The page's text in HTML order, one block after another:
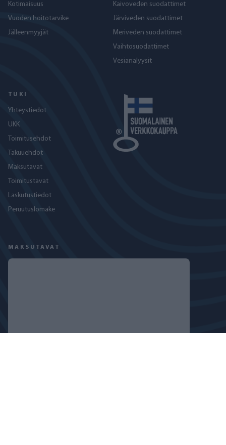
Kotimaisuus
Vuoden hoitotarvike
Jälleenmyyjät
Kaivoveden suodattimet
Järviveden suodattimet
Meriveden suodattimet
Vaihtosuodattimet
Vesianalyysit
TUKI
Yhteystiedot
UKK
Toimitusehdot
Takuuehdot
Maksutavat
Toimitustavat
Laskutustiedot
Peruutuslomake
MAKSUTAVAT